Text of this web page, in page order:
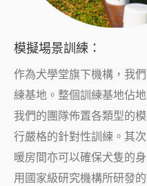
模擬場景訓練 ：
作為犬學堂旗下機構，我
練基地。整個訓練基地佔
我們的團隊佈置各類型的
行嚴格的針對性訓練。其
暖房間亦可以確保犬隻的
用國家級研究機構所研發